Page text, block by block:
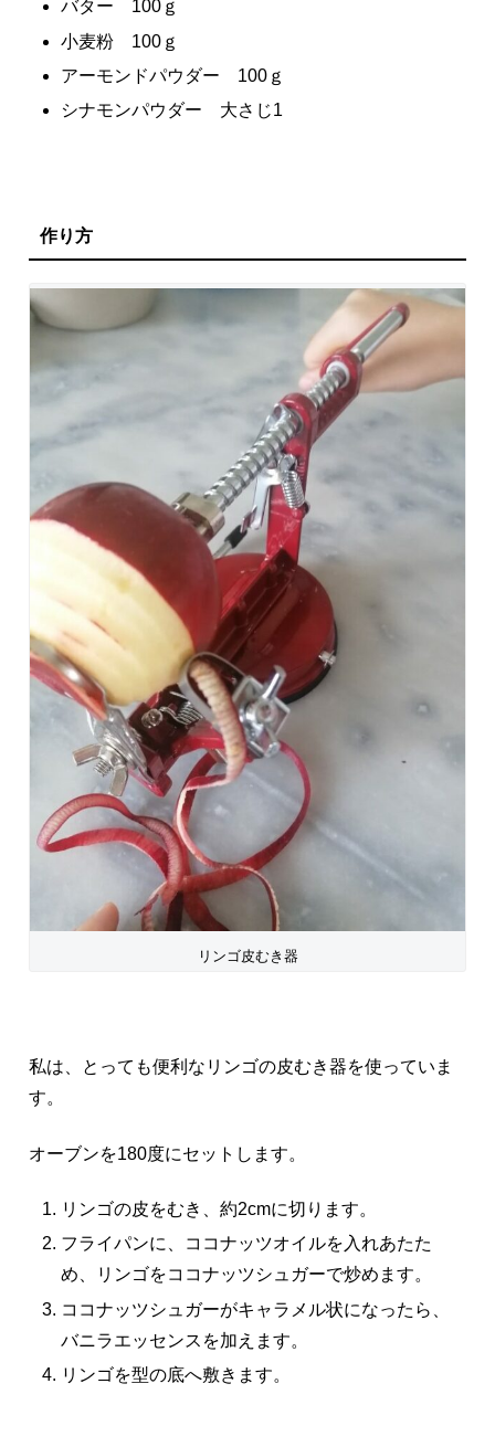
バター 100ｇ
小麦粉 100ｇ
アーモンドパウダー 100ｇ
シナモンパウダー 大さじ1
作り方
リンゴ皮むき器
私は、とっても便利なリンゴの皮むき器を使っていま
す。
オーブンを180度にセットします。
リンゴの皮をむき、約2cmに切ります。
フライパンに、ココナッツオイルを入れあたた
め、リンゴをココナッツシュガーで炒めます。
ココナッツシュガーがキャラメル状になったら、
バニラエッセンスを加えます。
リンゴを型の底へ敷きます。